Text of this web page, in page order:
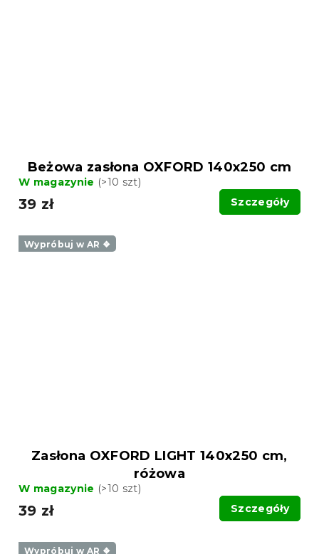
Beżowa zasłona OXFORD 140x250 cm
W magazynie (>10 szt)
39 zł Szczegóły
Wypróbuj w AR ❖
Zasłona OXFORD LIGHT 140x250 cm,
różowa
W magazynie (>10 szt)
39 zł Szczegóły
Wypróbuj w AR ❖